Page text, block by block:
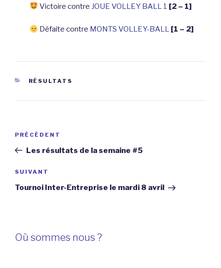
Victoire contre JOUE VOLLEY BALL 1 [2 – 1]
Défaite contre MONTS VOLLEY-BALL [1 – 2]
CATÉGORIES
RÉSULTATS
Navigation
l’article
Article
précédent
PRÉCÉDENT
Les résultats de la semaine #5
Article
suivant
SUIVANT
Tournoi Inter-Entreprise le mardi 8 avril
Où sommes nous ?